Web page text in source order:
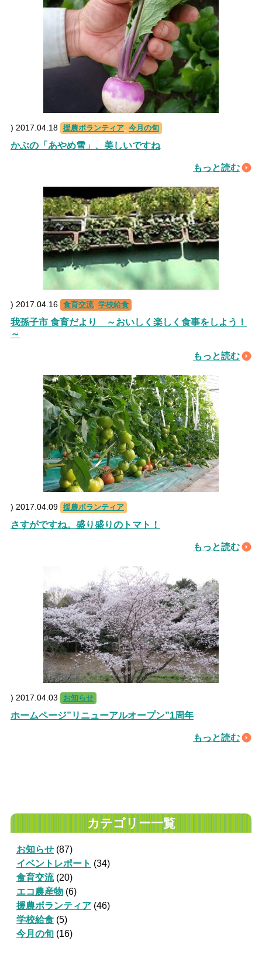
) 2017.04.18 援農ボランティア 今月の旬
かぶの「あやめ雪」、美しいですね
もっと読む
) 2017.04.16 食育交流, 学校給食
我孫子市 食育だより ～おいしく楽しく食事をしよう！
～
もっと読む
) 2017.04.09 援農ボランティア
さすがですね。盛り盛りのトマト！
もっと読む
) 2017.04.03 お知らせ
ホームページ”リニューアルオープン”1周年
もっと読む
カテゴリー一覧
お知らせ (87)
イベントレポート (34)
食育交流(20)
エコ農産物 (6)
援農ボランティア (46)
学校給食 (5)
今月の旬 (16)